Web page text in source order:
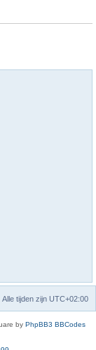
Alle tijden zijn UTC+02:00
by PhpBB3 BBCodes